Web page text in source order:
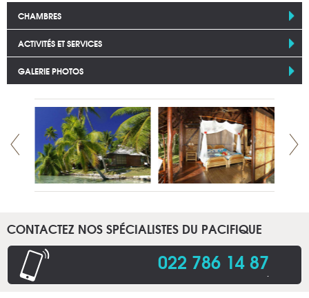
CHAMBRES
ACTIVITÉS ET SERVICES
GALERIE PHOTOS
CONTACTEZ NOS SPÉCIALISTES DU PACIFIQUE
022 786 14 87.